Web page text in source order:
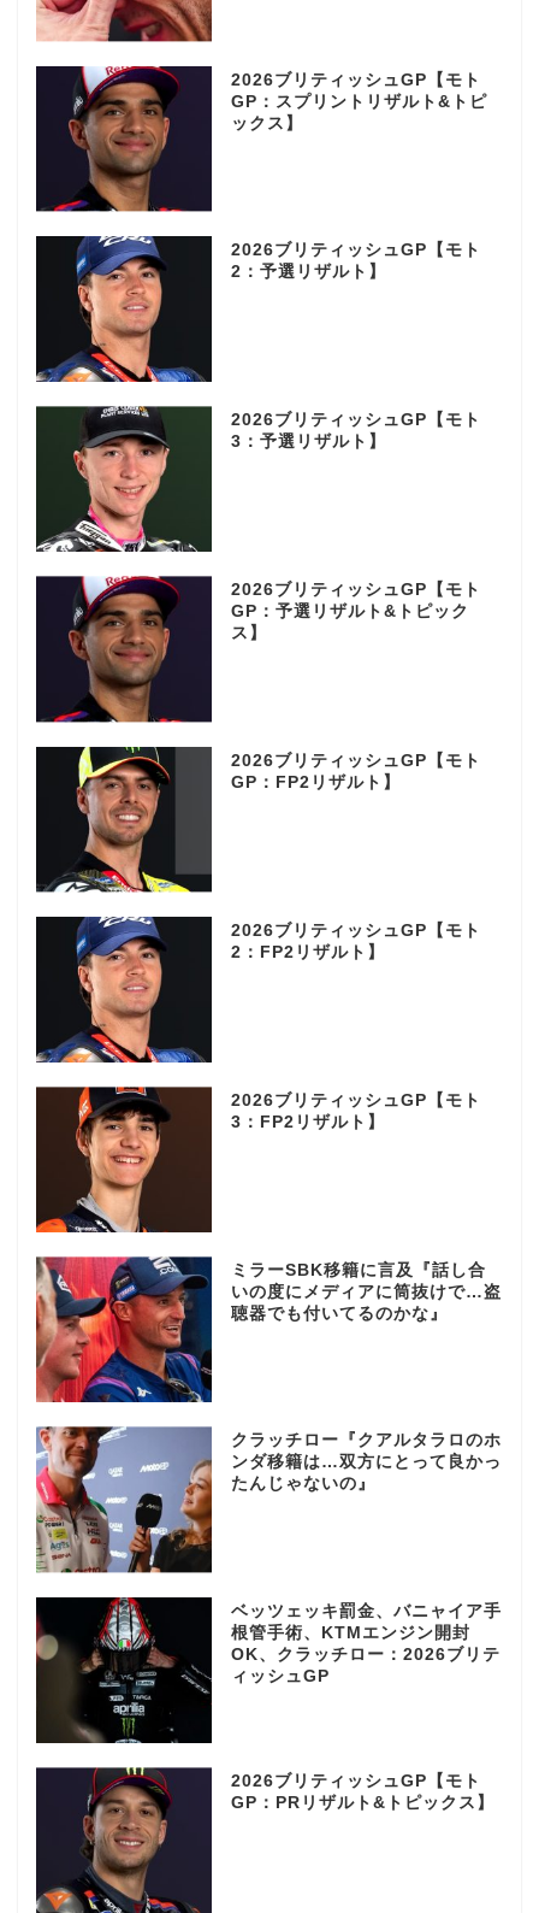
2026ブリティッシュGP【モト
GP：スプリントリザルト&トピ
ックス】
2026ブリティッシュGP【モト
2：予選リザルト】
2026ブリティッシュGP【モト
3：予選リザルト】
2026ブリティッシュGP【モト
GP：予選リザルト&トピック
ス】
2026ブリティッシュGP【モト
GP：FP2リザルト】
2026ブリティッシュGP【モト
2：FP2リザルト】
2026ブリティッシュGP【モト
3：FP2リザルト】
ミラーSBK移籍に言及『話し合
いの度にメディアに筒抜けで…盗
聴器でも付いてるのかな』
クラッチロー『クアルタラロのホ
ンダ移籍は…双方にとって良かっ
たんじゃないの』
ベッツェッキ罰金、バニャイア手
根管手術、KTMエンジン開封
OK、クラッチロー：2026ブリテ
ィッシュGP
2026ブリティッシュGP【モト
GP：PRリザルト&トピックス】